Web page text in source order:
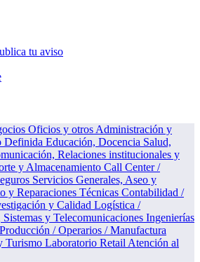
tu aviso
Oficios y otros Administración y
Definida Educación, Docencia Salud,
Relaciones institucionales y
y Almacenamiento Call Center /
Servicios Generales, Aseo y
y Reparaciones Técnicas Contabilidad /
y Calidad Logística /
y Telecomunicaciones Ingenierías
Producción / Operarios / Manufactura
Turismo Laboratorio Retail Atención al